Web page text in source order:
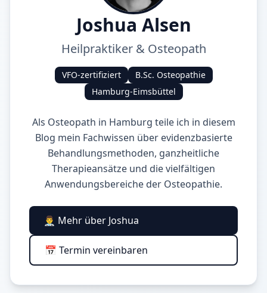
Joshua Alsen
Heilpraktiker & Osteopath
VFO-zertifiziert
B.Sc. Osteopathie
Hamburg-Eimsbüttel
Als Osteopath in Hamburg teile ich in diesem
Blog mein Fachwissen über evidenzbasierte
Behandlungsmethoden, ganzheitliche
Therapieansätze und die vielfältigen
Anwendungsbereiche der Osteopathie.
👨‍⚕️ Mehr über Joshua
📅 Termin vereinbaren